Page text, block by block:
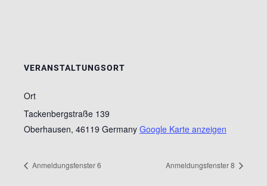
VERANSTALTUNGSORT
Ort
Tackenbergstraße 139
Oberhausen, 46119 Germany Google Karte anzeigen
Anmeldungsfenster 6 Anmeldungsfenster 8